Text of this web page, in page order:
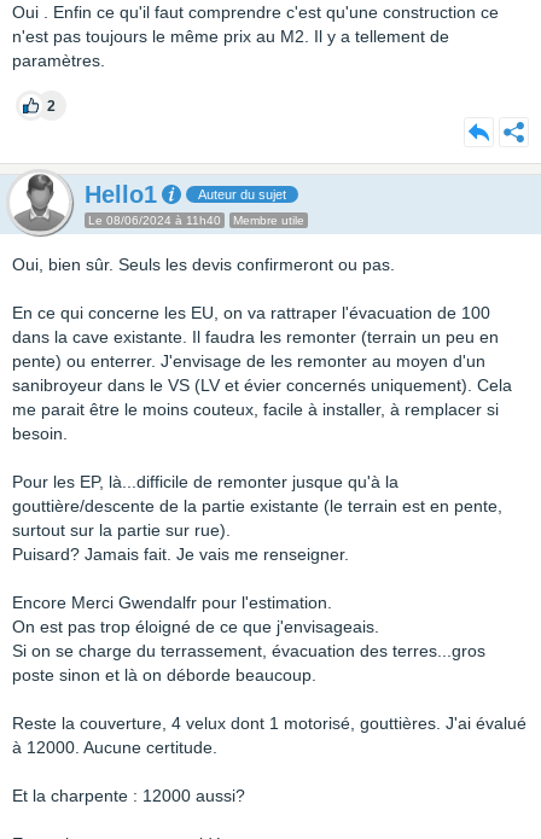
Oui . Enfin ce qu'il faut comprendre c'est qu'une construction ce
n'est pas toujours le même prix au M2. Il y a tellement de
paramètres.
2
Hello1 Auteur du sujet
Le 08/06/2024 à 11h40 Membre utile
Oui, bien sûr. Seuls les devis confirmeront ou pas.
En ce qui concerne les EU, on va rattraper l'évacuation de 100
dans la cave existante. Il faudra les remonter (terrain un peu en
pente) ou enterrer. J'envisage de les remonter au moyen d'un
sanibroyeur dans le VS (LV et évier concernés uniquement). Cela
me parait être le moins couteux, facile à installer, à remplacer si
besoin.
Pour les EP, là...difficile de remonter jusque qu'à la
gouttière/descente de la partie existante (le terrain est en pente,
surtout sur la partie sur rue).
Puisard? Jamais fait. Je vais me renseigner.
Encore Merci Gwendalfr pour l'estimation.
On est pas trop éloigné de ce que j'envisageais.
Si on se charge du terrassement, évacuation des terres...gros
poste sinon et là on déborde beaucoup.
Reste la couverture, 4 velux dont 1 motorisé, gouttières. J'ai évalué
à 12000. Aucune certitude.
Et la charpente : 12000 aussi?